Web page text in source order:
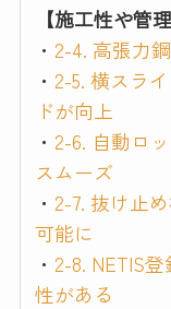
【施工性や管
・ 2-4. 高張力
・ 2-5. 横スラ
ドが向上
・ 2-6. 自動ロ
スムーズ
・ 2-7. 抜け止
可能に
・ 2-8. NETIS
性がある